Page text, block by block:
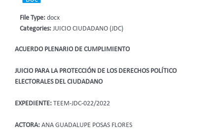
ACUERDO PLENARIO DE CUMPLIMIENTO
JUICIO PARA LA PROTECCIÓN DE LOS DERECHOS POLÍTICO
ELECTORALES DEL CIUDADANO
EXPEDIENTE: TEEM-JDC-022/2022
ACTORA: ANA GUADALUPE POSAS FLORES
File Type: docx
Categories: JUICIO CIUDADANO (JDC)